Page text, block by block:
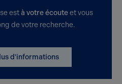
est à votre écouteet vous
de votre recherche.
d'informations